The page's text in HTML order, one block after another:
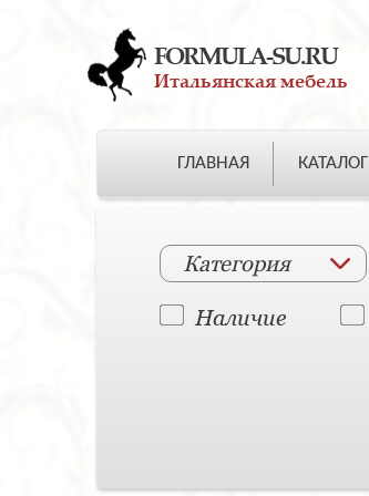
FORMULA-SU.RU
Итальянская мебель
ГЛАВНАЯ КАТАЛОГ
Категория
Наличие